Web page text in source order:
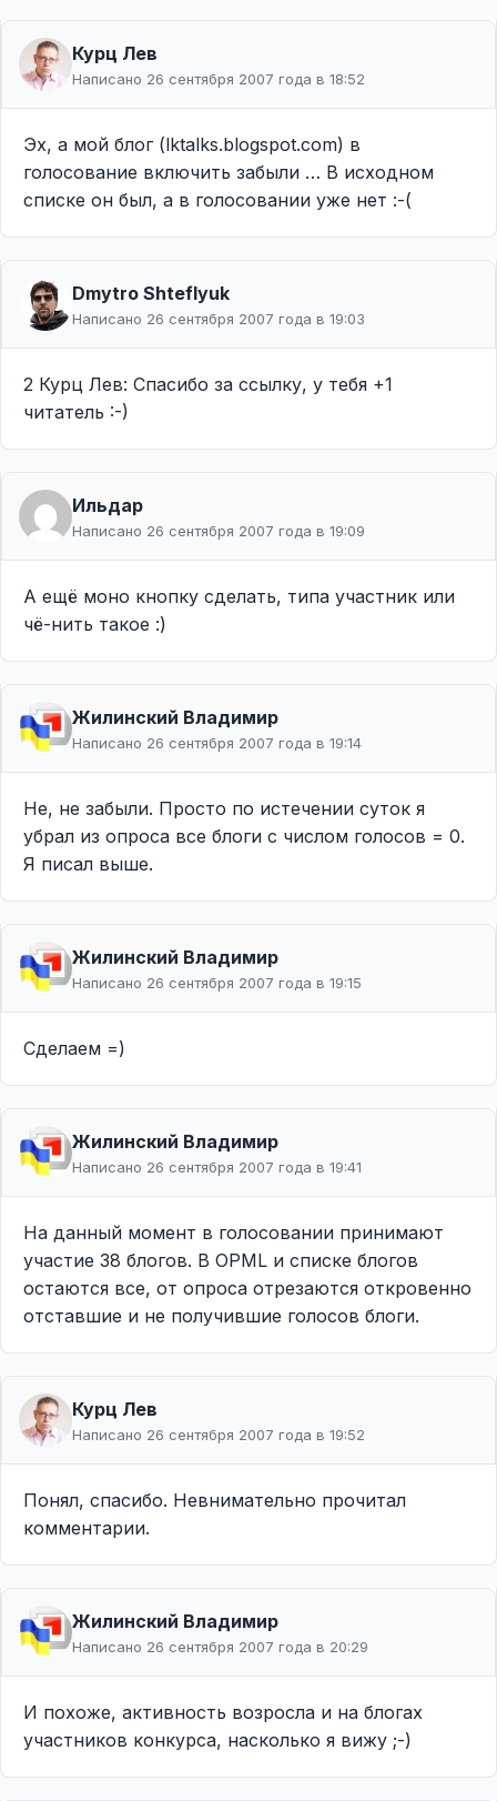
Курц Лев
Написано 26 сентября 2007 года в 18:52
Эх, а мой блог (lktalks.blogspot.com) в
голосование включить забыли … В исходном
списке он был, а в голосовании уже нет :-(
Dmytro Shteflyuk
Написано 26 сентября 2007 года в 19:03
2 Курц Лев: Спасибо за ссылку, у тебя +1
читатель :-)
Ильдар
Написано 26 сентября 2007 года в 19:09
А ещё моно кнопку сделать, типа участник или
чё-нить такое :)
Жилинcкий Владимир
Написано 26 сентября 2007 года в 19:14
Не, не забыли. Просто по истечении суток я
убрал из опроса все блоги с числом голосов = 0.
Я писал выше.
Жилинcкий Владимир
Написано 26 сентября 2007 года в 19:15
Сделаем =)
Жилинcкий Владимир
Написано 26 сентября 2007 года в 19:41
На данный момент в голосовании принимают
участие 38 блогов. В OPML и списке блогов
остаются все, от опроса отрезаются откровенно
отставшие и не получившие голосов блоги.
Курц Лев
Написано 26 сентября 2007 года в 19:52
Понял, спасибо. Невнимательно прочитал
комментарии.
Жилинcкий Владимир
Написано 26 сентября 2007 года в 20:29
И похоже, активность возросла и на блогах
участников конкурса, насколько я вижу ;-)